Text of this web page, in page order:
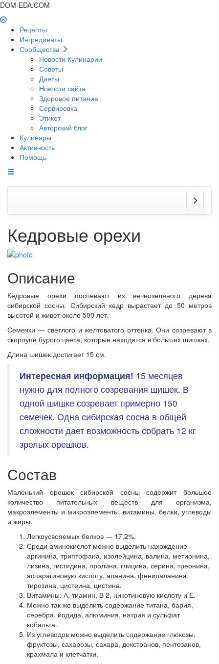
DOM-EDA.COM
Рецепты
Ингредиенты
Сообщества
Новости Кулинарии
Советы
Диеты
Новости сайта
Здоровое питание
Сервировка
Этикет
Авторский блог
Кулинары
Активность
Помощь
Кедровые орехи
Описание
Кедровые орехи поспевают из вечнозеленого дерева
сибирской сосны. Сибирский кедр вырастает до 50 метров
высотой и живет около 500 лет.
Семечки — светлого и желтоватого оттенка. Они созревают в
скорлупе бурого цвета, которые находятся в больших шишках.
Длина шишек достигает 15 см.
Интересная информация! 15 месяцев
нужно для полного созревания шишек. В
одной шишке созревает примерно 150
семечек. Одна сибирская сосна в общей
сложности дает возможность собрать 12 кг
зрелых орешков.
Состав
Маленький орешек сибирской сосны содержит большое
количество питательных веществ для организма,
макроэлементы и микроэлементы, витамины, белки, углеводы
и жиры.
Легкоусвояемых белков — 17,2%.
Среди аминокислот можно выделить нахождение
аргинина, триптофана, изолейцина, валина, метионина,
лизина, гистидина, пролина, глицина, серина, треонина,
аспарагиновую кислоту, аланина, фенилаланина,
тирозина, цистеина, цистина.
Витамины: А, тиамин, В 2, никотиновую кислоту и Е.
Можно так же выделить содержание титана, бария,
серебра, йодида, алюминия, натрия и сульфат
кобальта.
Из углеводов можно выделить содержание глюкозы,
фруктозы, сахарозы, сахара, декстранов, пентозанов,
крахмала и клетчатки.